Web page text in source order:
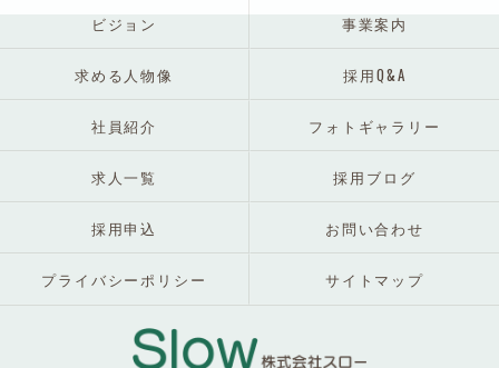
ビジョン 事業案内
求める人物像 採用Q&A
社員紹介 フォトギャラリー
求人一覧 採用ブログ
採用申込 お問い合わせ
プライバシーポリシー サイトマップ